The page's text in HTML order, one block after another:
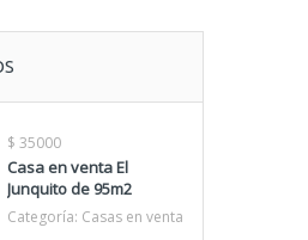
$ 35000
Casa en venta El
Junquito de 95m2
Categoría: Casas en venta